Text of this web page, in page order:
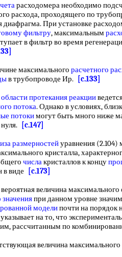
расходомера необходимо
расхода, проходящего по
диафрагма. При установке
фильтру, максимальным
в фильтр во время
максимального расчетного
в трубопроводе Ир.
[c.133]
области протекания реакции
потока. Однако в условиях,
потокимогут быть много ниже
[c.147]
размерностейуравнения
кристалла,
числакристаллов к концу
в виде
[c.173]
величина максимального
значенияпри данном уровне
моделипочти на порядок
на то, что
рассчитанным по
величина максимального